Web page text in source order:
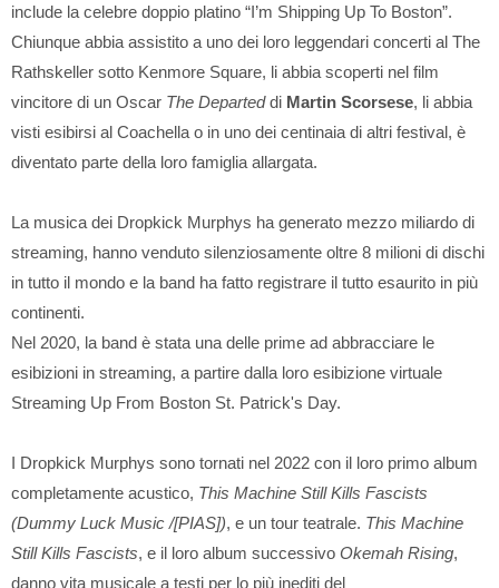
include la celebre doppio platino “I’m Shipping Up To Boston”.
Chiunque abbia assistito a uno dei loro leggendari concerti al The
Rathskeller sotto Kenmore Square, li abbia scoperti nel film
vincitore di un Oscar The Departeddi Martin Scorsese, li abbia
visti esibirsi al Coachella o in uno dei centinaia di altri festival, è
diventato parte della loro famiglia allargata.
La musica dei Dropkick Murphys ha generato mezzo miliardo di
streaming, hanno venduto silenziosamente oltre 8 milioni di dischi
in tutto il mondo e la band ha fatto registrare il tutto esaurito in più
continenti.
Nel 2020, la band è stata una delle prime ad abbracciare le
esibizioni in streaming, a partire dalla loro esibizione virtuale
Streaming Up From Boston St. Patrick's Day.
I Dropkick Murphys sono tornati nel 2022 con il loro primo album
completamente acustico, This Machine Still Kills Fascists
(Dummy Luck Music /[PIAS]), e un tour teatrale. This Machine
Still Kills Fascists, e il loro album successivo Okemah Rising,
danno vita musicale a testi per lo più inediti del